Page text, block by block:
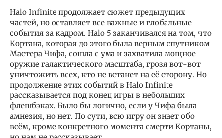
Halo Infinite продолжает сюжет предыдущих
частей, но оставляет все важные и глобальные
события за кадром. Halo 5 заканчивался на том, что
Кортана, которая до этого была верным спутником
Мастера Чифа, сошла с ума и захватила мощное
оружие галактического масштаба, грозя вот-вот
уничтожить всех, кто не встанет на её сторону. Но
продолжение этих событий в Halo Infinite
рассказывается под конец игры в небольших
флешбэках. Было бы логично, если у Чифа была
амнезия, но нет. По сути, всю игру он знает обо
всём, кроме конкретного момента смерти Кортаны,